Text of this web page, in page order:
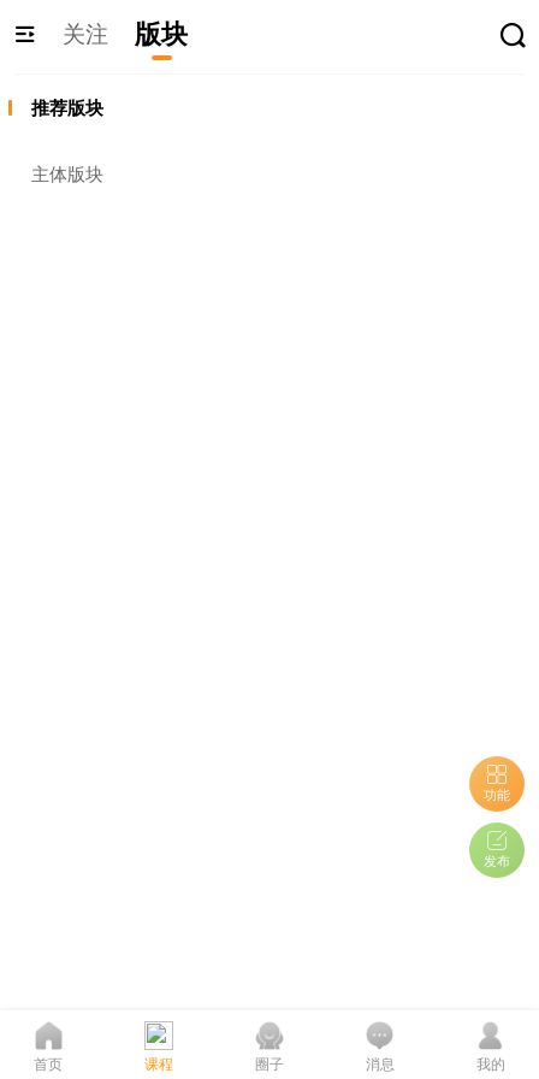
关注 版块
推荐版块
主体版块
功能
发布
首页 课程 圈子 消息 我的